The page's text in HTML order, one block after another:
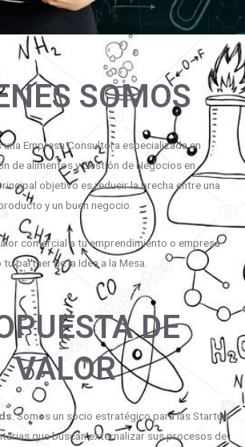
SOMOS
una Empresa Consultora especializada en
de alimentos y Gestión de Negocios en
objetivo es reducir la brecha entre una
y un buen negocio.
comercial a tu emprendimiento o empresa
partner de la Idea a la Mesa.
DE
VALOR
. Somos un socio estratégico para las Startup
que buscan externalizar sus procesos de